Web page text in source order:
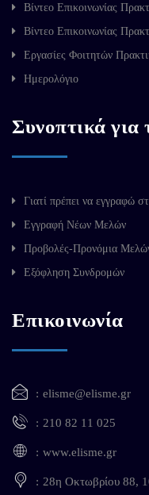
Βίντεο Επικοινωνίας
Βίντεο Επικοινωνίας
Εργασίες Φοιτητών
Ημερολόγιο
Συνοπτικά
Γιατί πρέπει να εγγραφώ
Εγγραφή Νέων Μελών
Προβολές-Προνόμια
Εξόφληση Συνδρομών
Επικοινωνία
elisme@elisme.gr
210 82 11 025
www.elisme.gr
28η Οκτωβρίου 88,